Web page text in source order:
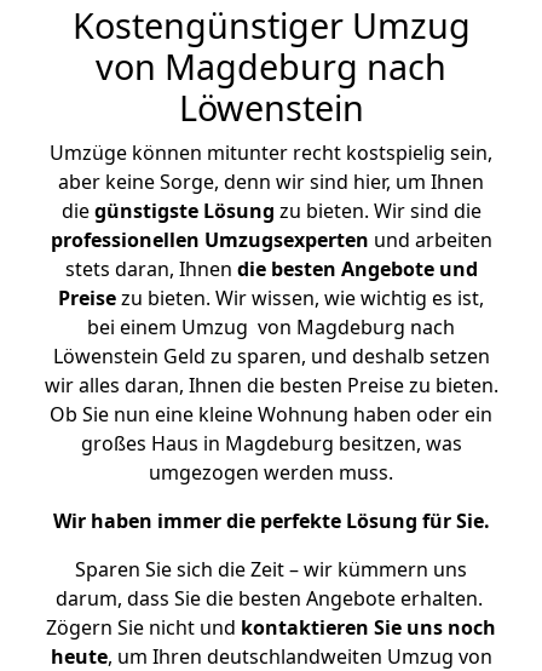
Kostengünstiger Umzug
von Magdeburg nach
Löwenstein
Umzüge können mitunter recht kostspielig sein,
aber keine Sorge, denn wir sind hier, um Ihnen
diegünstigste Lösung zu bieten. Wir sind die
professionellen Umzugsexperten und arbeiten
stets daran, Ihnen die besten Angebote und
Preisezu bieten. Wir wissen, wie wichtig es ist,
bei einem Umzug von Magdeburg nach
Löwenstein Geld zu sparen, und deshalb setzen
wir alles daran, Ihnen die besten Preise zu bieten.
Ob Sie nun eine kleine Wohnung haben oder ein
großes Haus in Magdeburg besitzen, was
umgezogen werden muss.
Wir haben immer die perfekte Lösung für Sie.
Sparen Sie sich die Zeit – wir kümmern uns
darum, dass Sie die besten Angebote erhalten.
Zögern Sie nicht und kontaktieren Sie uns noch
heute, um Ihren deutschlandweiten Umzug von